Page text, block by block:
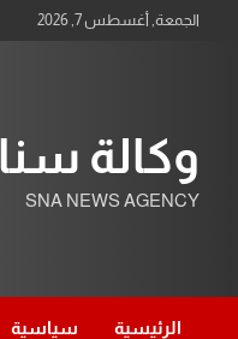
الجمعة, أغسطس 7, 2026
وكالة سنا
SNA NEWS AGENCY
الرئيسية سياسية